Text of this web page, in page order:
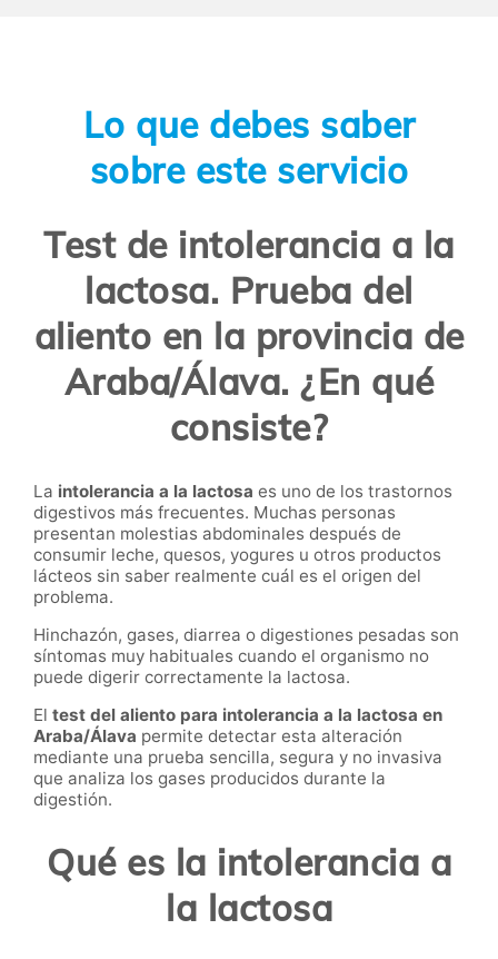
Lo que debes saber
sobre este servicio
Test de intolerancia a la
lactosa. Prueba del
aliento en la provincia de
Araba/Álava. ¿En qué
consiste?
La intolerancia a la lactosa es uno de los trastornos
digestivos más frecuentes. Muchas personas
presentan molestias abdominales después de
consumir leche, quesos, yogures u otros productos
lácteos sin saber realmente cuál es el origen del
problema.
Hinchazón, gases, diarrea o digestiones pesadas son
síntomas muy habituales cuando el organismo no
puede digerir correctamente la lactosa.
El test del aliento para intolerancia a la lactosa en
Araba/Álava permite detectar esta alteración
mediante una prueba sencilla, segura y no invasiva
que analiza los gases producidos durante la
digestión.
Qué es la intolerancia a
la lactosa